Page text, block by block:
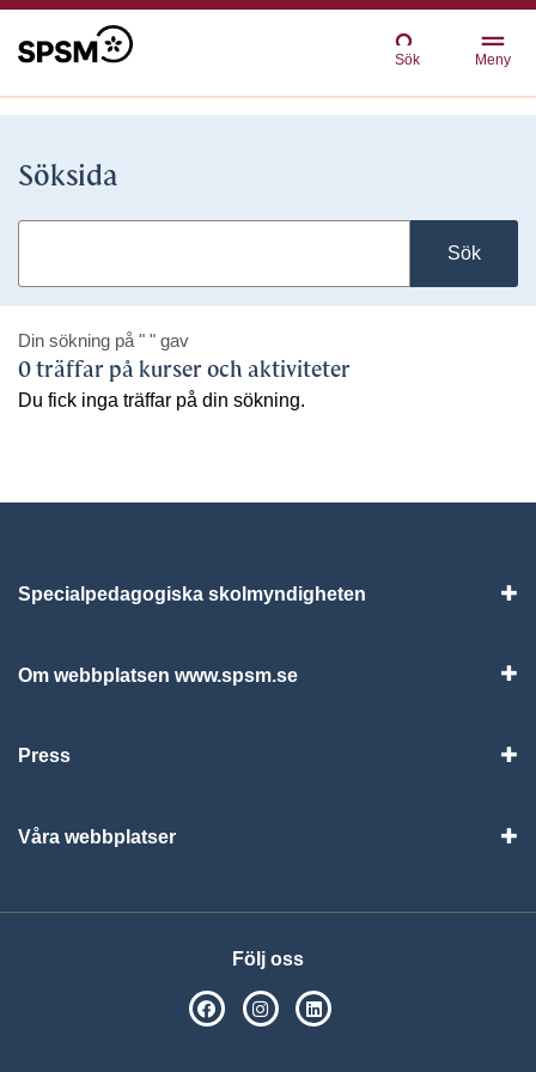
Sök Meny
Söksida
Sök
Din sökning på " " gav
0 träffar på kurser och aktiviteter
Du fick inga träffar på din sökning.
Specialpedagogiska skolmyndigheten
Om webbplatsen www.spsm.se
Press
Våra webbplatser
Följ oss
SPSM på Facebook
SPSM på Instagram